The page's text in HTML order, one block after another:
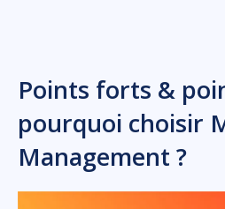
Points forts &
pourquoi choisir
Management ?